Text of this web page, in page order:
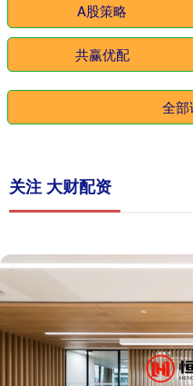
A股策略
共赢优配
全部
关注 大财配资